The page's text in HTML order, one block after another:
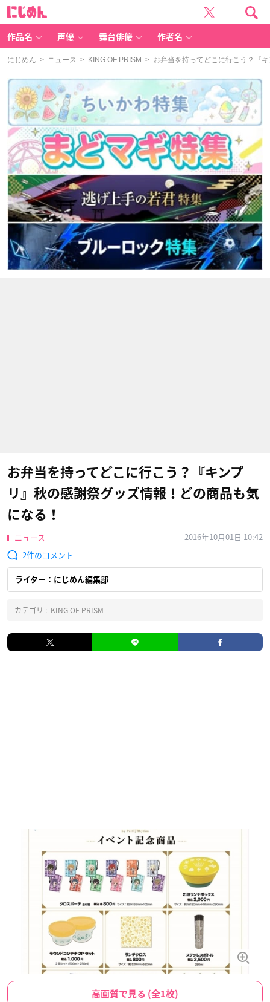
作品名 声優 舞台俳優 作者名
にじめん > ニュース > KING OF PRISM > お弁当を持ってどこに行こう？『
お弁当を持ってどこに行こう？『キンプ
リ』秋の感謝祭グッズ情報！どの商品も気
になる！
ニュース
2016年10月01日 10:42
2
ライター：にじめん編集部
カテゴリ : KING OF PRISM
高画質で見る (全1枚)